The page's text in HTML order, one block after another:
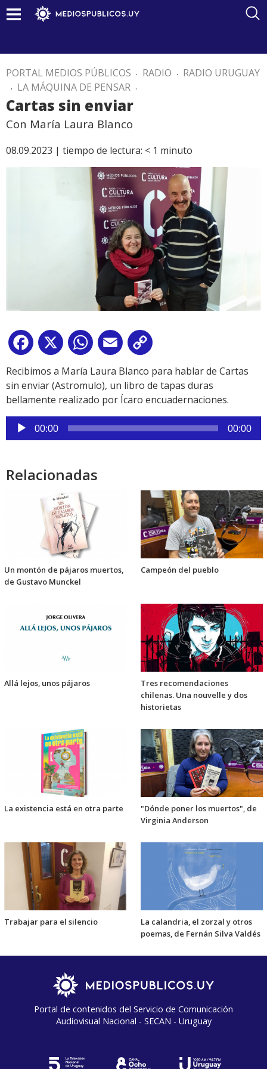
PORTAL MEDIOS PÚBLICOS . RADIO . RADIO URUGUAY
. LA MÁQUINA DE PENSAR .
Cartas sin enviar
Con María Laura Blanco
08.09.2023 | tiempo de lectura: < 1 minuto
Facebook
X WhatsApp
Email
Link
Recibimos a María Laura Blanco para hablar de Cartas
sin enviar (Astromulo), un libro de tapas duras
bellamente realizado por Ícaro encuadernaciones.
Reproductor
de
00:00 00:00
Relacionadas
Un montón de pájaros muertos,
de Gustavo Munckel
Campeón del pueblo
Allá lejos, unos pájaros
Tres recomendaciones
chilenas. Una nouvelle y dos
historietas
La existencia está en otra parte
"Dónde poner los muertos", de
Virginia Anderson
Trabajar para el silencio
La calandria, el zorzal y otros
poemas, de Fernán Silva Valdés
Portal de contenidos del Servicio de Comunicación
Audiovisual Nacional - SECAN - Uruguay